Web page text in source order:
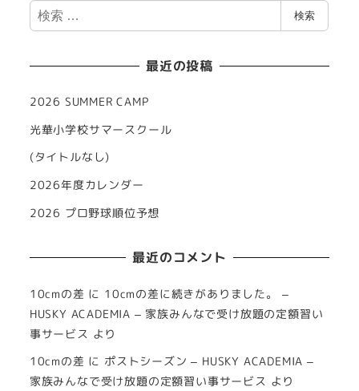
検
索
検索
最近の投稿
2026 SUMMER CAMP
光華小学校サマースクール
(タイトルなし)
2026年度カレンダー
2026 プロ野球順位予想
最近のコメント
10cmの差 に 10cmの差に続きがありました。 –
HUSKY ACADEMIA – 家族みんなで受け放題の定額習い
事サービス より
10cmの差 に ポストシーズン – HUSKY ACADEMIA –
家族みんなで受け放題の定額習い事サービス より